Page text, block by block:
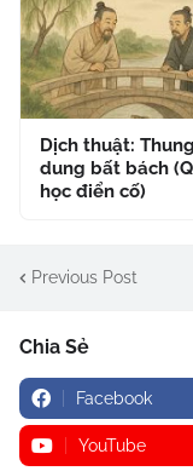
Dịch thuật: Thung
dung bất bách
học điển cố)
Previous Post
Chia Sẻ
Facebook
YouTube